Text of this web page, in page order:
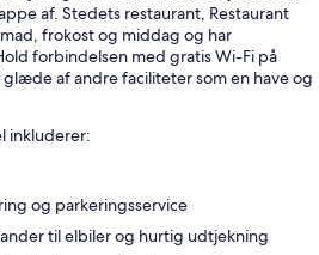
af. Stedets restaurant, Restaurant
frokost og middag og har
forbindelsen med gratis Wi-Fi på
af andre faciliteter som en have og
inkluderer:
og parkeringsservice
til elbiler og hurtig udtjekning